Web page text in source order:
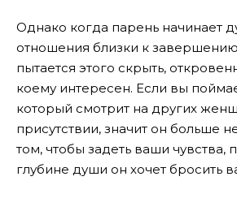
Однако когда парень начинает
отношения близки к
пытается этого скрыть,
коему интересен. Если вы
который смотрит на других
присутствии, значит он больше
том, чтобы задеть ваши чувства,
глубине души он хочет бросить